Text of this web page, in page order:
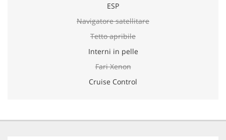
ESP
Navigatore satellitare
Tetto apribile
Interni in pelle
Fari Xenon
Cruise Control